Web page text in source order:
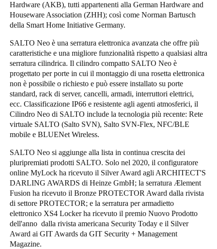
Russia
Russian
Poland
Polski
Czech Republic
Čeština
Denmark
Danskere
English
Sweden
SvenskaEnglish
Norway
NorskEnglish
Finland
Hardware (AKB), tutti appartenenti alla German Hardware and
Houseware Association (ZHH); così come Norman Bartusch
della Smart Home Initiative Germany.
SALTO Neo è una serratura elettronica avanzata che offre più
caratteristiche e una migliore funzionalità rispetto a qualsiasi altra
serratura cilindrica. Il cilindro compatto SALTO Neo è
progettato per porte in cui il montaggio di una rosetta elettronica
non è possibile o richiesto e può essere installato su porte
standard, rack di server, cancelli, armadi, interruttori elettrici,
ecc. Classificazione IP66 e resistente agli agenti atmosferici, il
Cilindro Neo di SALTO include la tecnologia più recente: Rete
virtuale SALTO (Salto SVN), Salto SVN-Flex, NFC/BLE
mobile e BLUENet Wireless.
SALTO Neo si aggiunge alla lista in continua crescita dei
pluripremiati prodotti SALTO. Solo nel 2020, il configuratore
online MyLock ha ricevuto il Silver Award agli ARCHITECT'S
DARLING AWARDS di Heinze GmbH; la serratura Ælement
Fusion ha ricevuto il Bronze PROTECTOR Award dalla rivista
di settore PROTECTOR; e la serratura per armadietto
elettronico XS4 Locker ha ricevuto il premio Nuovo Prodotto
dell'anno dalla rivista americana Security Today e il Silver
Award ai GIT Awards da GIT Security + Management
Magazine.